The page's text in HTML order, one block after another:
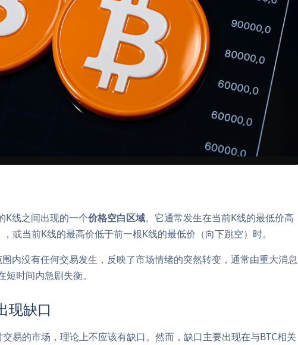
K线之间出现的一个价格空白区域。它通常发生在当前K线的最低价高
或当前K线的最高价低于前一根K线的最低价（向下跳空）时。
内没有任何交易发生，反映了市场情绪的突然转变，通常由重大消息
时间内急剧失衡。
现缺口
易的市场，理论上不应该有缺口。然而，缺口主要出现在与BTC相关